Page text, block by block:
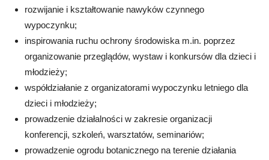
rozwijanie i kształtowanie nawyków czynnego
wypoczynku;
inspirowania ruchu ochrony środowiska m.in. poprzez
organizowanie przeglądów, wystaw i konkursów dla dzieci i
młodzieży;
współdziałanie z organizatorami wypoczynku letniego dla
dzieci i młodzieży;
prowadzenie działalności w zakresie organizacji
konferencji, szkoleń, warsztatów, seminariów;
prowadzenie ogrodu botanicznego na terenie działania